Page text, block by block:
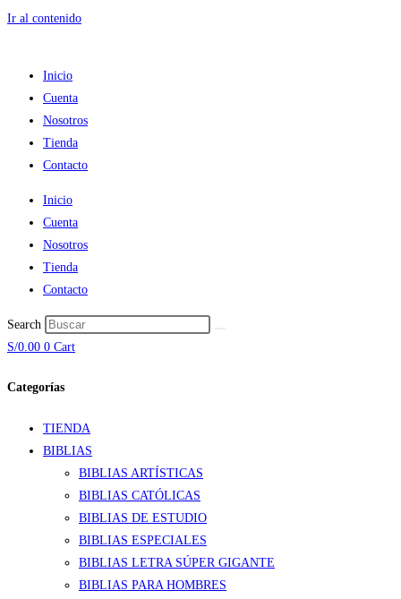
Ir al contenido
Inicio
Cuenta
Nosotros
Tienda
Contacto
Inicio
Cuenta
Nosotros
Tienda
Contacto
Search
S/0.00 0 Cart
Categorías
TIENDA
BIBLIAS
BIBLIAS ARTÍSTICAS
BIBLIAS CATÓLICAS
BIBLIAS DE ESTUDIO
BIBLIAS ESPECIALES
BIBLIAS LETRA SÚPER GIGANTE
BIBLIAS PARA HOMBRES